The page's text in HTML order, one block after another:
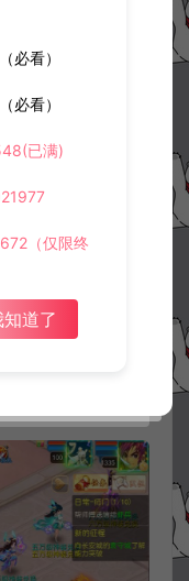
必看）
必看）
已满)
（仅限终
知道了